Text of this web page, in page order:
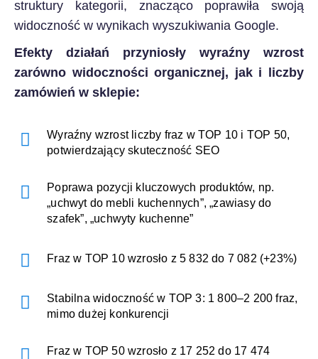
struktury kategorii, znacząco poprawiła swoją
widoczność w wynikach wyszukiwania Google.
Efekty działań przyniosły wyraźny wzrost
zarówno widoczności organicznej, jak i liczby
zamówień w sklepie:
Wyraźny wzrost liczby fraz w TOP 10 i TOP 50,
potwierdzający skuteczność SEO
Poprawa pozycji kluczowych produktów, np.
„uchwyt do mebli kuchennych”, „zawiasy do
szafek”, „uchwyty kuchenne”
Fraz w TOP 10 wzrosło z 5 832 do 7 082 (+23%)
Stabilna widoczność w TOP 3: 1 800–2 200 fraz,
mimo dużej konkurencji
Fraz w TOP 50 wzrosło z 17 252 do 17 474